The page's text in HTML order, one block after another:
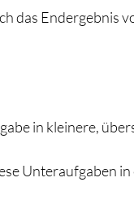
das Endergebnis
in kleinere,
Unteraufgaben